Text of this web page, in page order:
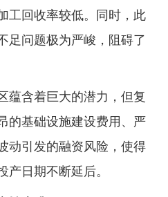
工回收率较低。同时，此
足问题极为严峻，阻碍了
蕴含着巨大的潜力，但复
的基础设施建设费用、严
动引发的融资风险，使得
产日期不断延后。